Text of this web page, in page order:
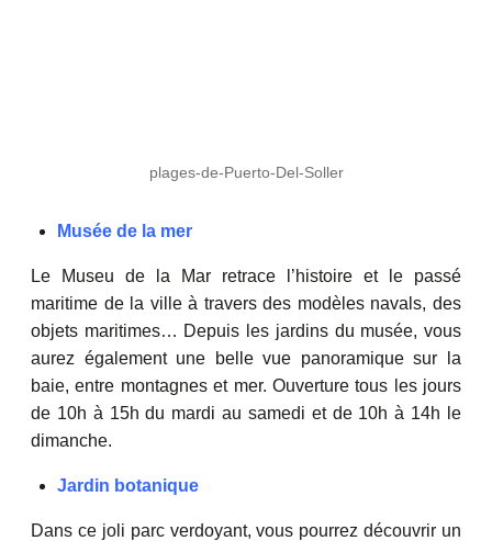
plages-de-Puerto-Del-Soller
Musée de la mer
Le Museu de la Mar retrace l’histoire et le passé
maritime de la ville à travers des modèles navals, des
objets maritimes… Depuis les jardins du musée, vous
aurez également une belle vue panoramique sur la
baie, entre montagnes et mer. Ouverture tous les jours
de 10h à 15h du mardi au samedi et de 10h à 14h le
dimanche.
Jardin botanique
Dans ce joli parc verdoyant, vous pourrez découvrir un